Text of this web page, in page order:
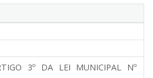
3º DA LEI MUNICIPAL Nº